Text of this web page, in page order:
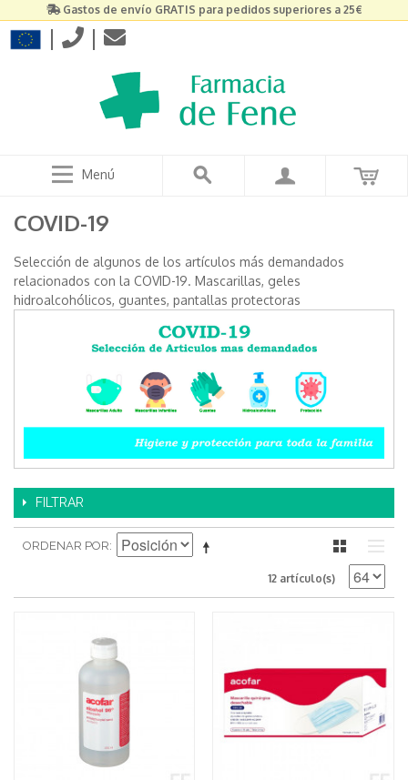
Gastos de envío GRATIS para pedidos superiores a 25€
| |
Menú
COVID-19
Selección de algunos de los artículos más demandados
relacionados con la COVID-19. Mascarillas, geles
hidroalcohólicos, guantes, pantallas protectoras
FILTRAR
ORDENAR POR
12 artículo(s)